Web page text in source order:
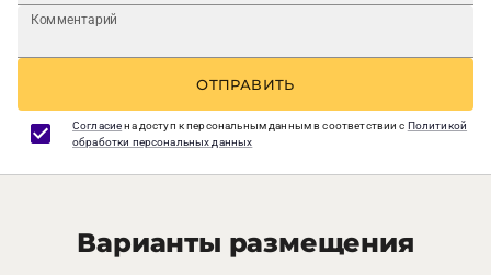
Комментарий
ОТПРАВИТЬ
Согласиена доступ к персональным данным в соответствии с Политикой
обработки персональных данных
Варианты размещения